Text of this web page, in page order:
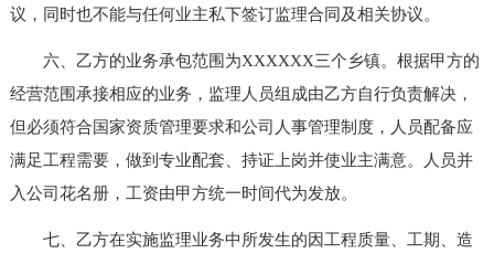
议，同时也不能与任何业主私下签订监理合同及相关协议。
六、乙方的业务承包范围为XXXXXX三个乡镇。根据甲方的
经营范围承接相应的业务，监理人员组成由乙方自行负责解决，
但必须符合国家资质管理要求和公司人事管理制度，人员配备应
满足工程需要，做到专业配套、持证上岗并使业主满意。人员并
入公司花名册，工资由甲方统一时间代为发放。
七、乙方在实施监理业务中所发生的因工程质量、工期、造